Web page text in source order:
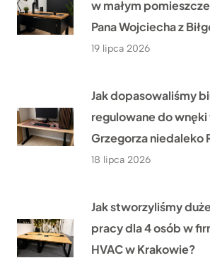
w małym
Pana Wojciecha z
19 lipca 2026
Jak dopasowaliśmy
regulowane do wnęki
Grzegorza niedaleko
18 lipca 2026
Jak stworzyliśmy
pracy dla 4 osób w
HVAC w Krakowie?